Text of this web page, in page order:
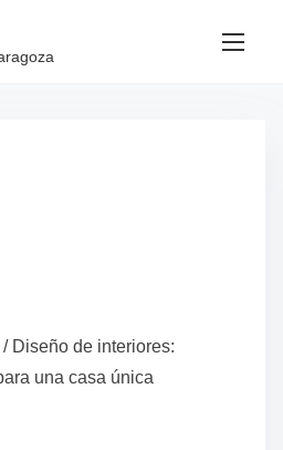
/ Diseño de interiores:
una casa única